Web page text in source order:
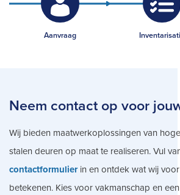
Aanvraag
Neem contact op voor
Wij bieden maatwerkoplossingen van
stalen deuren op maat te realiseren. Vul
contactformulierin en ontdek wat wij
betekenen. Kies voor vakmanschap en